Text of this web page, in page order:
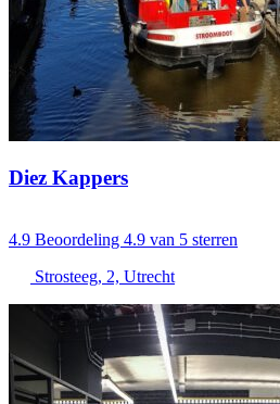
Diez Kappers
4.9 Beoordeling 4.9 van 5 sterren
Strosteeg, 2, Utrecht